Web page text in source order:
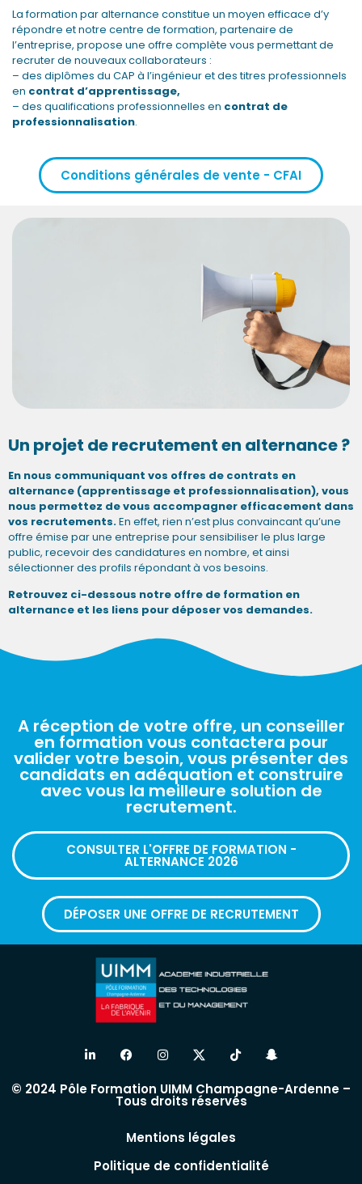
La formation par alternance constitue un moyen efficace d’y
répondre et notre centre de formation, partenaire de
l’entreprise, propose une offre complète vous permettant de
recruter de nouveaux collaborateurs :
– des diplômes du CAP à l’ingénieur et des titres professionnels
en contrat d’apprentissage,
– des qualifications professionnelles en contrat de
professionnalisation.
Conditions générales de vente - CFAI
Un projet de recrutement en alternance ?
En nous communiquant vos offres de contrats en
alternance (apprentissage et professionnalisation), vous
nous permettez de vous accompagner efficacement dans
vos recrutements.En effet, rien n’est plus convaincant qu’une
offre émise par une entreprise pour sensibiliser le plus large
public, recevoir des candidatures en nombre, et ainsi
sélectionner des profils répondant à vos besoins.
Retrouvez ci-dessous notre offre de formation en
alternance et les liens pour déposer vos demandes.
A réception de votre offre, un conseiller
en formation vous contactera pour
valider votre besoin, vous présenter des
candidats en adéquation et construire
avec vous la meilleure solution de
recrutement.
CONSULTER L'OFFRE DE FORMATION -
ALTERNANCE 2026
DÉPOSER UNE OFFRE DE RECRUTEMENT
© 2024 Pôle Formation UIMM Champagne-Ardenne –
Tous droits réservés
Mentions légales
Politique de confidentialité